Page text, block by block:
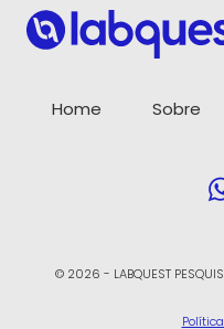
Home Sobre
© 2026 - LABQUEST